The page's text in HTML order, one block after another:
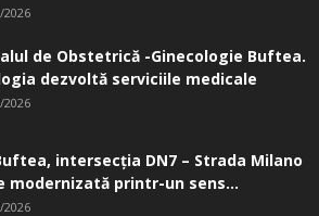
2026
de Obstetrică -Ginecologie Buftea.
dezvoltă serviciile medicale
2026
intersecţia DN7 – Strada Milano
modernizată printr-un sens...
2026